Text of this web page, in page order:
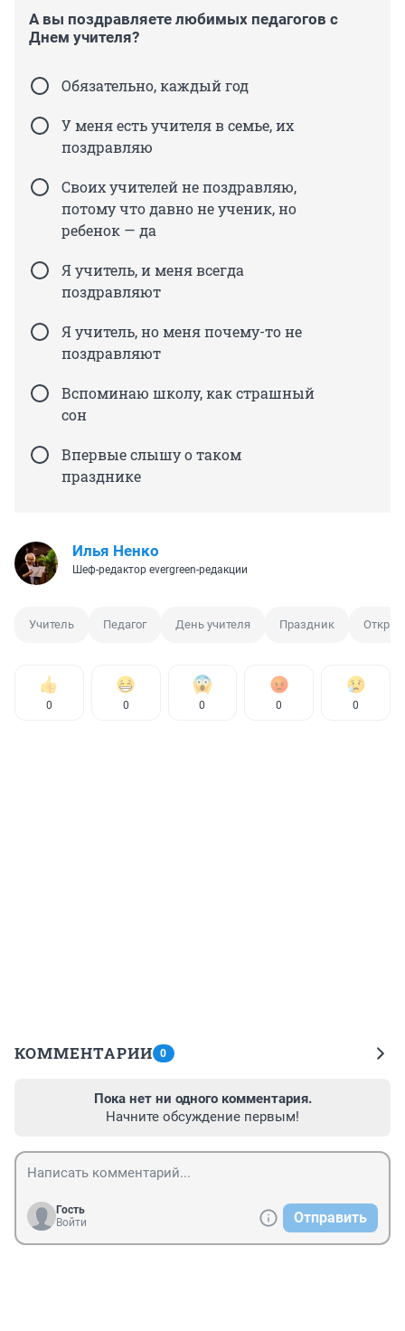
А вы поздравляете любимых педагогов с
Днем учителя?
Обязательно, каждый год
У меня есть учителя в семье, их
поздравляю
Своих учителей не поздравляю,
потому что давно не ученик, но
ребенок — да
Я учитель, и меня всегда
поздравляют
Я учитель, но меня почему-то не
поздравляют
Вспоминаю школу, как страшный
сон
Впервые слышу о таком
празднике
Илья Ненко
Шеф-редактор evergreen-редакции
Учитель Педагог День учителя Праздник
0 0 0 0 0
КОММЕНТАРИИ 0
Пока нет ни одного комментария.
Начните обсуждение первым!
Гость
Войти
Отправить